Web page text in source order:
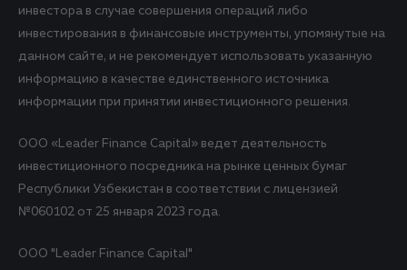
инвестора в случае совершения операций либо
инвестирования в финансовые инструменты, упомянутые на
данном сайте, и не рекомендует использовать указанную
информацию в качестве единственного источника
информации при принятии инвестиционного решения.
ООО «Leader Finance Capital» ведет деятельность
инвестиционного посредника на рынке ценных бумаг
Республики Узбекистан в соответствии с лицензией
№060102 от 25 января 2023 года.
ООО "Leader Finance Capital"